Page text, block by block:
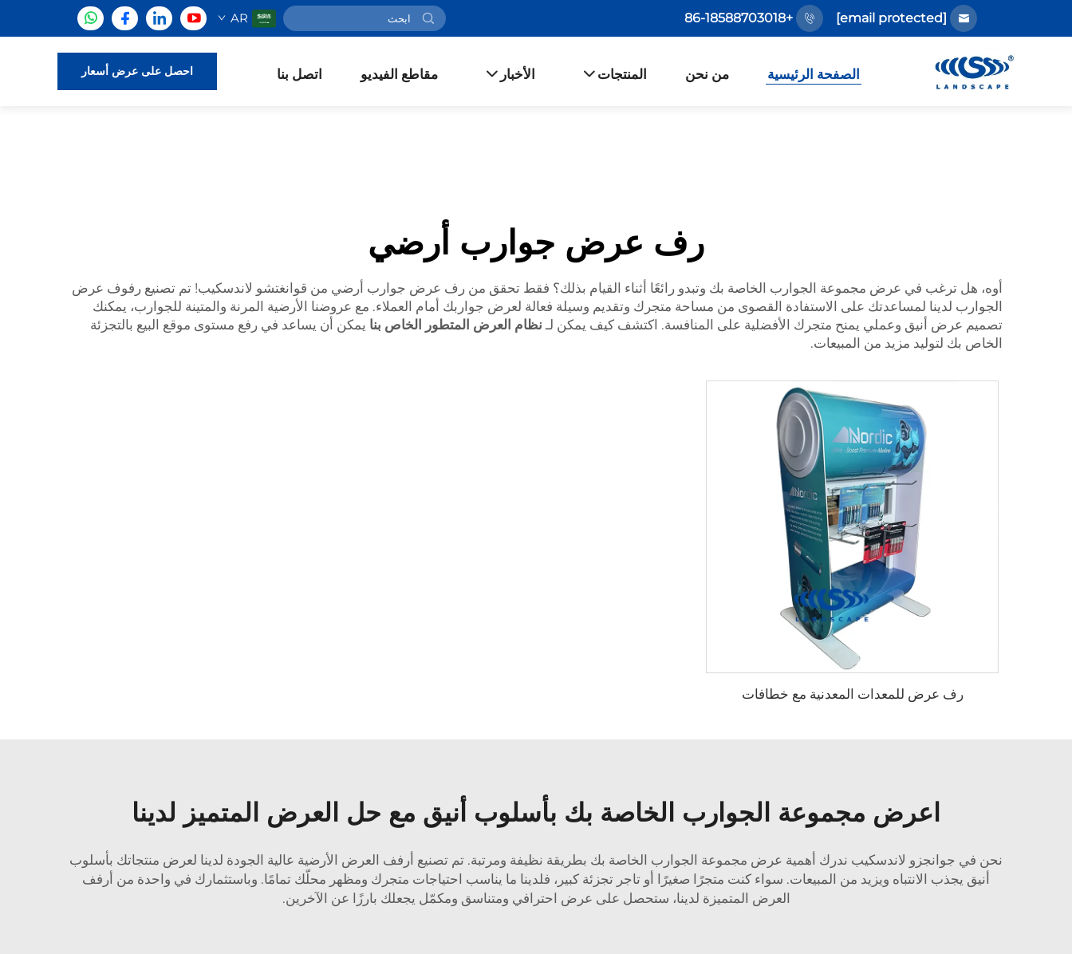
[email protected]
+86-18588703018
AR
الصفحة الرئيسية من نحن المنتجات الأخبار مقاطع الفيديو اتصل بنا احصل على عرض أسعار
رف عرض جوارب أرضي
أوه، هل ترغب في عرض مجموعة الجوارب الخاصة بك وتبدو رائعًا أثناء القيام بذلك؟ فقط تحقق من رف عرض جوارب أرضي من قوانغتشو لاندسكيب! تم تصنيع رفوف عرض
الجوارب لدينا لمساعدتك على الاستفادة القصوى من مساحة متجرك وتقديم وسيلة فعالة لعرض جواربك أمام العملاء. مع عروضنا الأرضية المرنة والمتينة للجوارب، يمكنك
تصميم عرض أنيق وعملي يمنح متجرك الأفضلية على المنافسة. اكتشف كيف يمكن لـ نظام العرض المتطور الخاص بنا يمكن أن يساعد في رفع مستوى موقع البيع بالتجزئة
الخاص بك لتوليد مزيد من المبيعات.
رف عرض للمعدات المعدنية مع خطافات
اعرض مجموعة الجوارب الخاصة بك بأسلوب أنيق مع حل العرض المتميز لدينا
نحن في جوانجزو لاندسكيب ندرك أهمية عرض مجموعة الجوارب الخاصة بك بطريقة نظيفة ومرتبة. تم تصنيع أرفف العرض الأرضية عالية الجودة لدينا لعرض منتجاتك بأسلوب
أنيق يجذب الانتباه ويزيد من المبيعات. سواء كنت متجرًا صغيرًا أو تاجر تجزئة كبير، فلدينا ما يناسب احتياجات متجرك ومظهر محلّك تمامًا. وباستثمارك في واحدة من أرفف
العرض المتميزة لدينا، ستحصل على عرض احترافي ومتناسق ومكمّل يجعلك بارزًا عن الآخرين.